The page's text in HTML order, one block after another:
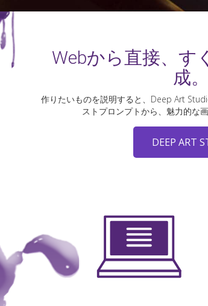
Webから直接、す
成
作りたいものを説明すると、Deep Art
ストプロンプトから、魅力的な
DEEP ART